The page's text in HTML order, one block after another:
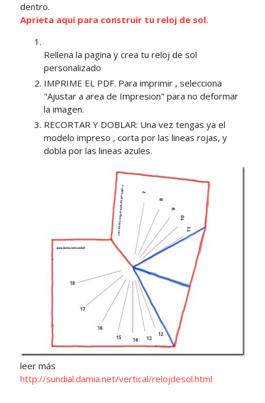
dentro.
Aprieta aquí para construir tu reloj de sol.
Rellena la pagina y crea tu reloj de sol
personalizado
IMPRIME EL PDF. Para imprimir , selecciona
"Ajustar a area de Impresion" para no deformar
la imagen.
RECORTAR Y DOBLAR: Una vez tengas ya el
modelo impreso , corta por las lineas rojas, y
dobla por las lineas azules.
leer más
http://sundial.damia.net/vertical/relojdesol.html